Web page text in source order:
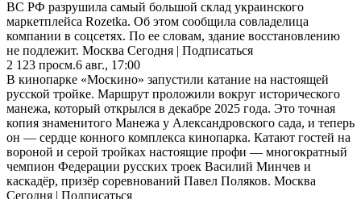
ВС РФ разрушила самый большой склад украинского
маркетплейса Rozetka. Об этом сообщила совладелица
компании в соцсетях. По ее словам, здание восстановлению
не подлежит. Москва Сегодня | Подписаться
2 123 просм.6 авг., 17:00
В кинопарке «Москино» запустили катание на настоящей
русской тройке. Маршрут проложили вокруг исторического
манежа, который открылся в декабре 2025 года. Это точная
копия знаменитого Манежа у Александровского сада, и теперь
он — сердце конного комплекса кинопарка. Катают гостей на
вороной и серой тройках настоящие профи — многократный
чемпион Федерации русских троек Василий Минчев и
каскадёр, призёр соревнований Павел Поляков. Москва
Сегодня | Подписаться